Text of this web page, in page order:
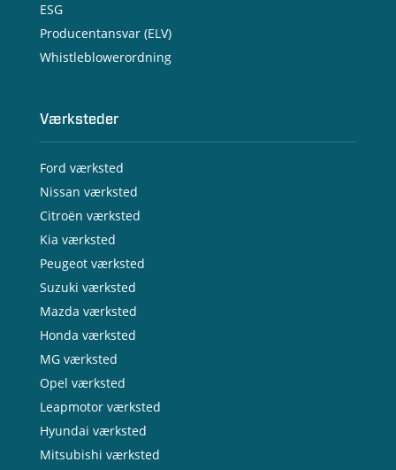
ESG
Producentansvar (ELV)
Whistleblowerordning
Værksteder
Ford værksted
Nissan værksted
Citroën værksted
Kia værksted
Peugeot værksted
Suzuki værksted
Mazda værksted
Honda værksted
MG værksted
Opel værksted
Leapmotor værksted
Hyundai værksted
Mitsubishi værksted